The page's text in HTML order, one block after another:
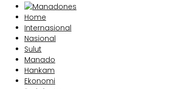
Home
Internasional
Nasional
Sulut
Manado
Hankam
Ekonomi